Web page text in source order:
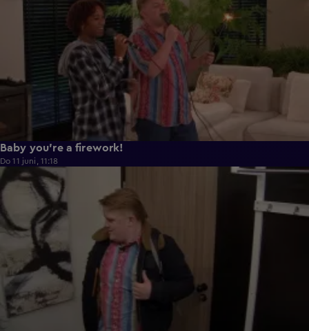
Baby you're a firework!
Do 11 juni, 11:18
0:43